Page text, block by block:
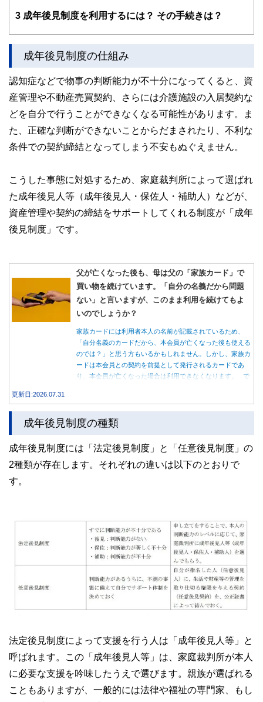
るセミナー講師のほか、金融メディアへの執筆および監修に
3 成年後見制度を利用するには？ その手続きは？
成年後見制度の仕組み
認知症などで物事の判断能力が不十分になってくると、資
産管理や不動産売買契約、さらには介護施設の入居契約な
どを自分で行うことができなくなる可能性があります。ま
た、正確な判断ができないことからだまされたり、不利な
条件での契約締結となってしまう不安もぬぐえません。
こうした事態に対処するため、家庭裁判所によって選ばれ
た成年後見人等（成年後見人・保佐人・補助人）などが、
資産管理や契約の締結をサポートしてくれる制度が「成年
後見制度」です。
父が亡くなった後も、母は父の「家族カード」で
買い物を続けています。「自分の名義だから問題
ない」と言いますが、このまま利用を続けてもよ
いのでしょうか？
家族カードには利用者本人の名前が記載されているため、
「自分名義のカードだから、本会員が亡くなった後も使える
のでは？」と思う方もいるかもしれません。しかし、家族カ
ードは本会員との契約を前提として発行されるカードであ
り、本会員が亡くなった場合は利用できなくなります。 で
族が行うべき手続きについて分かりやすく解説します。
更新日:2026.07.31
成年後見制度の種類
成年後見制度には「法定後見制度」と「任意後見制度」の
2種類が存在します。それぞれの違いは以下のとおりで
す。
法定後見制度によって支援を行う人は「成年後見人等」と
呼ばれます。この「成年後見人等」は、家庭裁判所が本人
に必要な支援を吟味したうえで選びます。親族が選ばれる
こともありますが、一般的には法律や福祉の専門家、もし